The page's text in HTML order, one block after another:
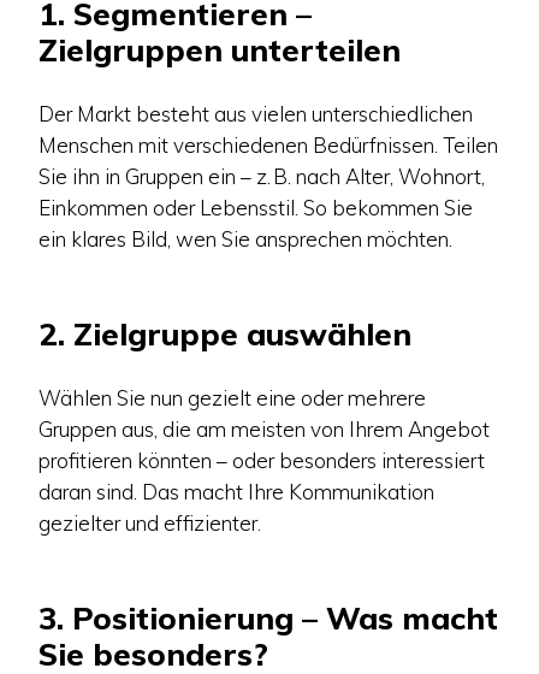
1. Segmentieren –
Zielgruppen unterteilen
Der Markt besteht aus vielen unterschiedlichen
Menschen mit verschiedenen Bedürfnissen. Teilen
Sie ihn in Gruppen ein – z. B. nach Alter, Wohnort,
Einkommen oder Lebensstil. So bekommen Sie
ein klares Bild, wen Sie ansprechen möchten.
2. Zielgruppe auswählen
Wählen Sie nun gezielt eine oder mehrere
Gruppen aus, die am meisten von Ihrem Angebot
profitieren könnten – oder besonders interessiert
daran sind. Das macht Ihre Kommunikation
gezielter und effizienter.
3. Positionierung – Was macht
Sie besonders?